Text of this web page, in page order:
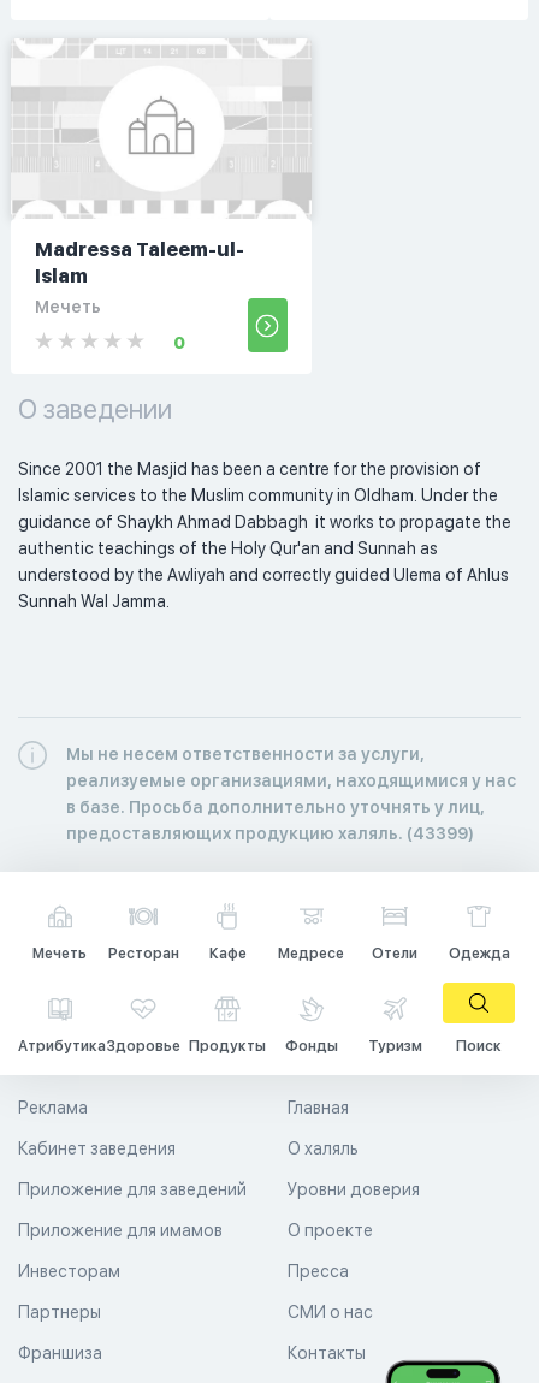
Madressa Taleem-ul-
Islam
Мечеть
0
О заведении
Since 2001 the Masjid has been a centre for the provision of
Islamic services to the Muslim community in Oldham. Under the
guidance of Shaykh Ahmad Dabbagh  it works to propagate the
authentic teachings of the Holy Qur'an and Sunnah as
understood by the Awliyah and correctly guided Ulema of Ahlus
Sunnah Wal Jamma.
Мы не несем ответственности за услуги,
реализуемые организациями, находящимися у нас
в базе. Просьба дополнительно уточнять у лиц,
предоставляющих продукцию халяль. (43399)
Мечеть Ресторан Кафе Медресе Отели Одежда
АтрибутикаЗдоровье Продукты Фонды Туризм Поиск
Главная
О халяль
Уровни доверия
Реклама
Кабинет заведения
Приложение для заведений
Приложение для имамов О проекте
Пресса
СМИ о нас
Контакты
Инвесторам
Партнеры
Франшиза